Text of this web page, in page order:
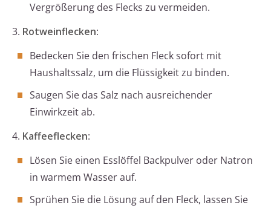
Vergrößerung des Flecks zu vermeiden.
3. Rotweinflecken:
Bedecken Sie den frischen Fleck sofort mit
Haushaltssalz, um die Flüssigkeit zu binden.
Saugen Sie das Salz nach ausreichender
Einwirkzeit ab.
4. Kaffeeflecken:
Lösen Sie einen Esslöffel Backpulver oder Natron
in warmem Wasser auf.
Sprühen Sie die Lösung auf den Fleck, lassen Sie